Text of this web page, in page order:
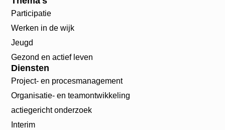
Participatie
Werken in de wijk
Jeugd
Gezond en actief leven
Diensten
Project- en procesmanagement
Organisatie- en teamontwikkeling
actiegericht onderzoek
Interim